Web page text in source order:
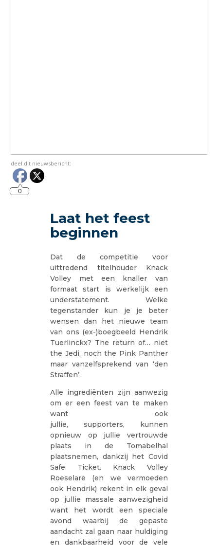
deel dit nieuwsbericht:
0
Laat het feest
beginnen
Dat de competitie voor
uittredend titelhouder Knack
Volley met een knaller van
formaat start is werkelijk een
understatement. Welke
tegenstander kun je je beter
wensen dan het nieuwe team
van ons (ex-)boegbeeld Hendrik
Tuerlinckx? The return of… niet
the Jedi, noch the Pink Panther
maar vanzelfsprekend van ‘den
Straffen’.
Alle ingrediënten zijn aanwezig
om er een feest van te maken
want ook
jullie, supporters, kunnen
opnieuw op jullie vertrouwde
plaats in de Tomabelhal
plaatsnemen, dankzij het Covid
Safe Ticket. Knack Volley
Roeselare (en we vermoeden
ook Hendrik) rekent in elk geval
op jullie massale aanwezigheid
want het wordt een speciale
avond waarbij de gepaste
aandacht zal gaan naar huldiging
en dankbaarheid voor de vele